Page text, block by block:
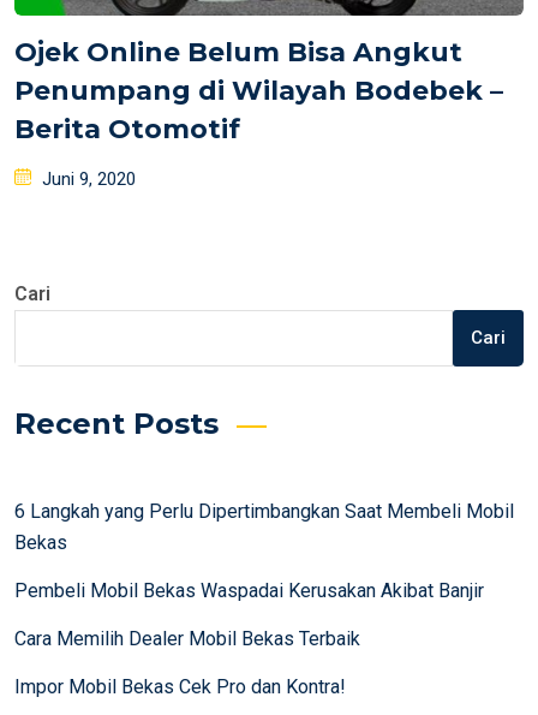
Ojek Online Belum Bisa Angkut
Penumpang di Wilayah Bodebek –
Berita Otomotif
Posted
Juni 9, 2020
Cari
Cari
Recent Posts
6 Langkah yang Perlu Dipertimbangkan Saat Membeli Mobil
Bekas
Pembeli Mobil Bekas Waspadai Kerusakan Akibat Banjir
Cara Memilih Dealer Mobil Bekas Terbaik
Impor Mobil Bekas Cek Pro dan Kontra!